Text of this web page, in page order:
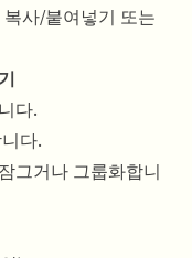
사/붙여넣기 또는
다.
다.
그거나 그룹화합니